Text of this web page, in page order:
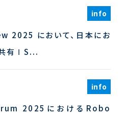
info
2025 において、日本にお
有 Ι S...
info
2025におけるRobo